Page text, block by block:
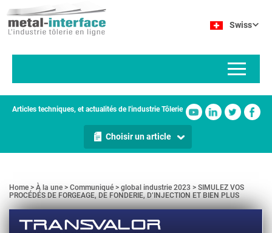
au
contenu
Swiss
Articles techniques, et actualités de l'industrie Tôlerie
Choisir un article
Home À la une Communiqué global industrie 2023
SIMULEZ VOS
PROCÉDÉS DE FORGEAGE, DE FONDERIE, D’INJECTION ET BIEN PLUS